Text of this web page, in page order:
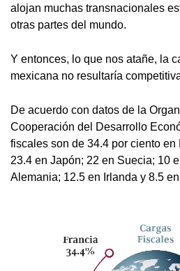
alojan muchas transnacionales
otras partes del mundo.
Y entonces, lo que nos atañe, la
mexicana no resultaría
De acuerdo con datos de la
Cooperación del Desarrollo
fiscales son de 34.4 por ciento en
23.4 en Japón; 22 en Suecia; 10
Alemania; 12.5 en Irlanda y 8.5